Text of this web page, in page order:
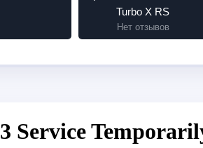
Turbo X RS
Нет отзывов